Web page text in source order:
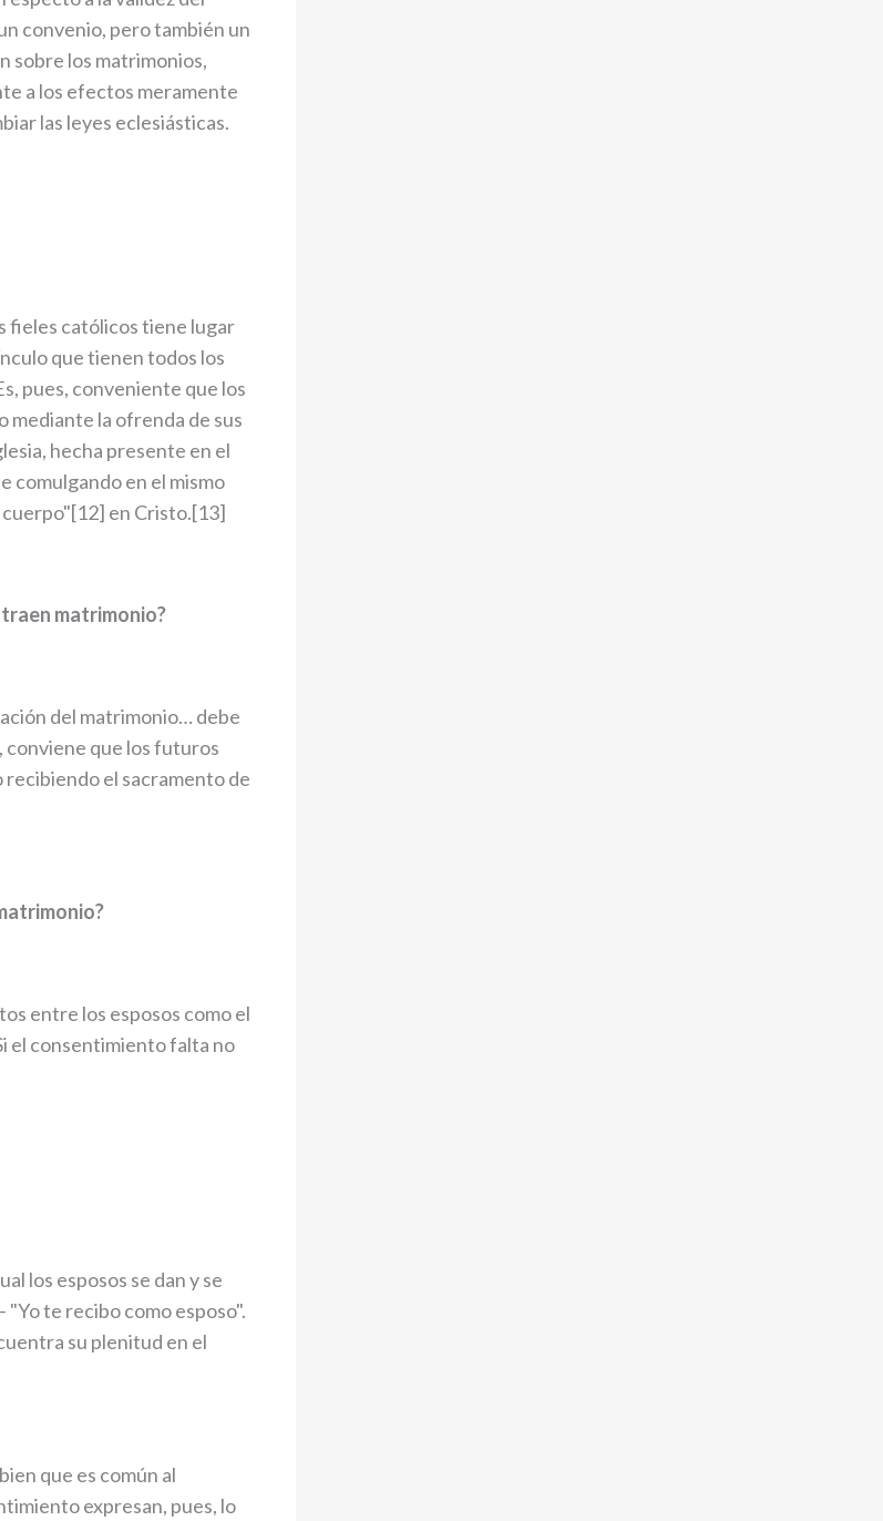
convenio, pero también un
sobre los matrimonios,
a los efectos meramente
las leyes eclesiásticas.
fieles católicos tiene lugar
que tienen todos los
pues, conveniente que los
mediante la ofrenda de sus
hecha presente en el
comulgando en el mismo
cuerpo"[12] en Cristo.[13]
matrimonio?
del matrimonio… debe
conviene que los futuros
recibiendo el sacramento de
entre los esposos como el
el consentimiento falta no
los esposos se dan y se
te recibo como esposo".
su plenitud en el
que es común al
expresan, pues, lo